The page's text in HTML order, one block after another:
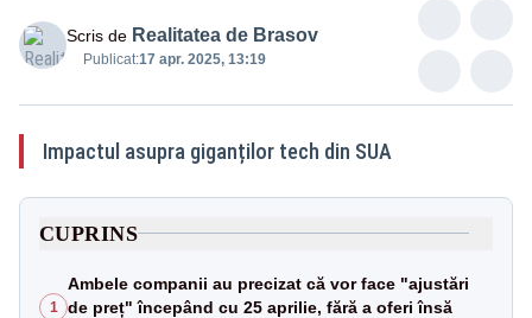
Scris de Realitatea de Brasov
Publicat:17 apr. 2025, 13:19
Impactul asupra giganților tech din SUA
CUPRINS
1
Ambele companii au precizat că vor face "ajustări
de preț" începând cu 25 aprilie, fără a oferi însă